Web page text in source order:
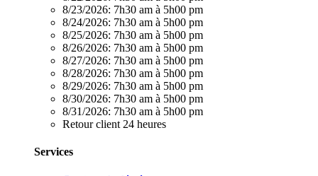
8/23/2026: 7h30 am à 5h00 pm
8/24/2026: 7h30 am à 5h00 pm
8/25/2026: 7h30 am à 5h00 pm
8/26/2026: 7h30 am à 5h00 pm
8/27/2026: 7h30 am à 5h00 pm
8/28/2026: 7h30 am à 5h00 pm
8/29/2026: 7h30 am à 5h00 pm
8/30/2026: 7h30 am à 5h00 pm
8/31/2026: 7h30 am à 5h00 pm
Retour client 24 heures
Services